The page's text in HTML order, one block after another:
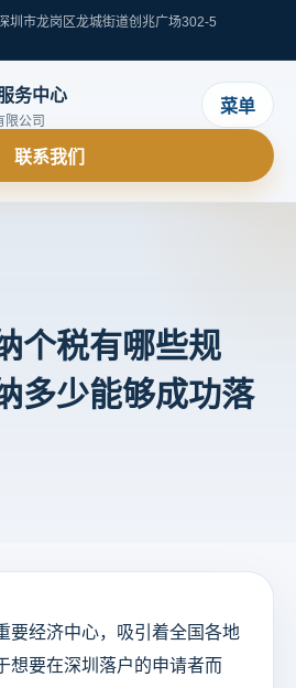
圳市龙岗区龙城街道创兆广场302-5
务中心
限公司
菜单
联系我们
个税有哪些规
多少能够成功落
要经济中心，吸引着全国各地
想要在深圳落户的申请者而